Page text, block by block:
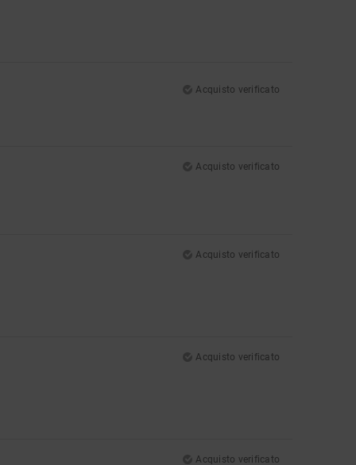
Acquisto verificato
Acquisto verificato
Acquisto verificato
Acquisto verificato
Acquisto verificato